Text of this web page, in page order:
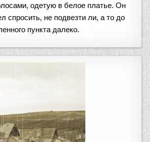
одетую в белое платье. Он
спросить, не подвезти ли, а то до
пункта далеко.